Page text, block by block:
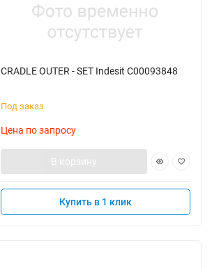
CRADLE OUTER - SET Indesit C00093848
Под заказ
Цена по запросу
В корзину
Купить в 1 клик